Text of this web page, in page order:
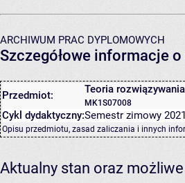
ARCHIWUM PRAC DYPLOMOWYCH
Szczegółowe informacje
Przedmiot: Teoria
MK1S07008
Cykl dydaktyczny:Semestr zimowy
Opisu przedmiotu, zasad zaliczania i innych
Aktualny stan oraz